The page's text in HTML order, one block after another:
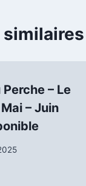
Perche – Le
– Juin